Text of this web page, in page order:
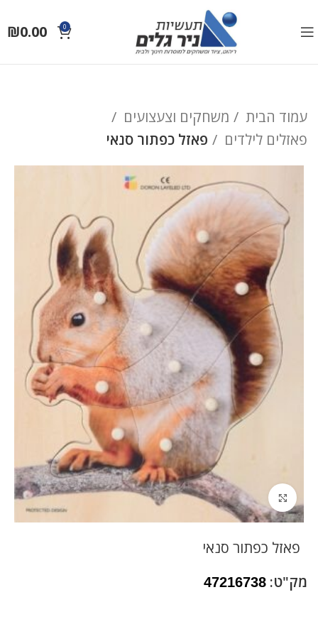
0
₪0.00
עמוד הבית
משחקים וצעצועים
פאזלים לילדים
פאזל כפתור סנאי
לחץ להגדלה
פאזל כפתור סנאי
מק"ט: 47216738